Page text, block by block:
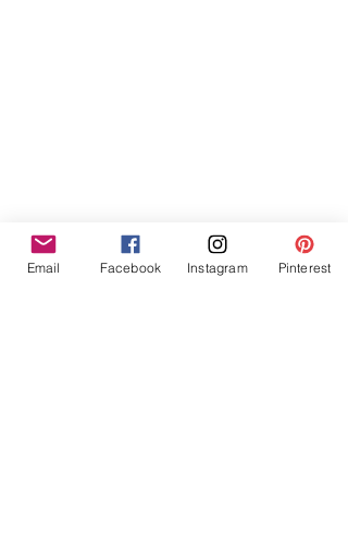
Email Facebook Instagram Pinterest